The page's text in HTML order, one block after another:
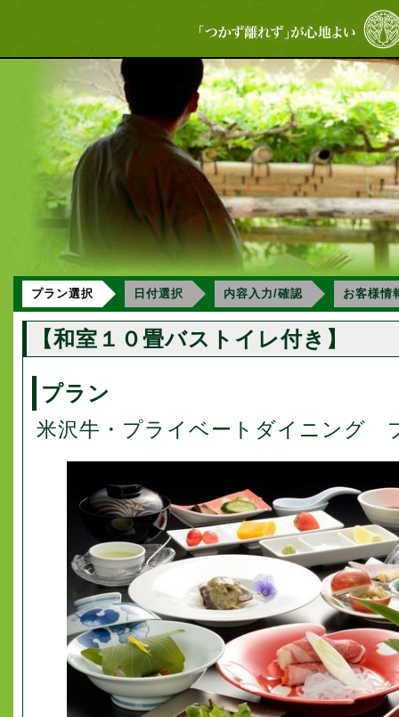
プラン選択 日付選択 内容入力/確認 お客様情
【和室１０畳バストイレ付き】
プラン
米沢牛・プライベートダイニング